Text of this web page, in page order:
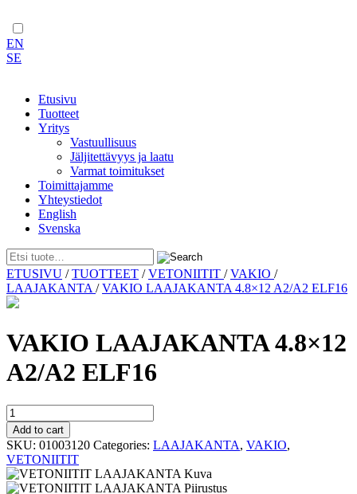
EN
SE
Etusivu
Tuotteet
Yritys
Vastuullisuus
Jäljitettävyys ja laatu
Varmat toimitukset
Toimittajamme
Yhteystiedot
English
Svenska
Skip
to
content
ETUSIVU /TUOTTEET /VETONIITIT /VAKIO /
LAAJAKANTA /VAKIO LAAJAKANTA 4.8×12 A2/A2 ELF16
VAKIO LAAJAKANTA 4.8×12
A2/A2 ELF16
VAKIO
LAAJAKANTA
4.8x12
A2/A2
ELF16
quantity
Add to cart
SKU: 01003120 Categories: LAAJAKANTA, VAKIO,
VETONIITIT